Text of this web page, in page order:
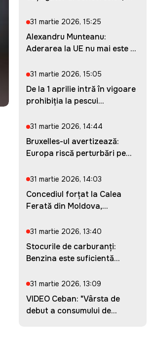
31 martie 2026, 15:25
Alexandru Munteanu:
Aderarea la UE nu mai este o
31 martie 2026, 15:05
De la 1 aprilie intră în vigoare
prohibiția la pescui...
31 martie 2026, 14:44
Bruxelles-ul avertizează:
Europa riscă perturbări pe...
31 martie 2026, 14:03
Concediul forțat la Calea
Ferată din Moldova,
31 martie 2026, 13:40
Stocurile de carburanți:
Benzina este suficientă
31 martie 2026, 13:09
VIDEO Ceban: "Vârsta de
debut a consumului de